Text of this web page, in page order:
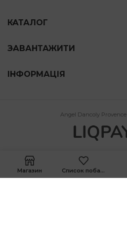
КАТАЛОГ
ЗАВАНТАЖИТИ
ІНФОРМАЦІЯ
Angel Dancoly Provence
Магазин Список побажань